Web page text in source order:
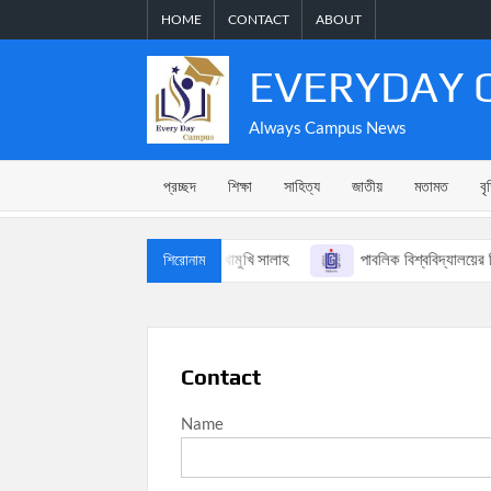
to
HOME CONTACT ABOUT
EVERYDAY
Always Campus News
প্রচ্ছদ শিক্ষা সাহিত্য জাতীয় মতামত
শিরোনাম
মেসির মুখোমুখি সালাহ পাবলিক বিশ্ববিদ্যালয়ের
Contact
Name